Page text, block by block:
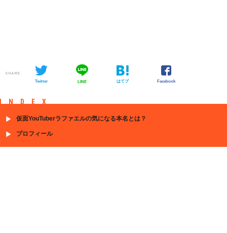
SHARE
Twitter LINE はてブ Facebook
INDEX
仮面YouTuberラファエルの気になる本名とは？
プロフィール